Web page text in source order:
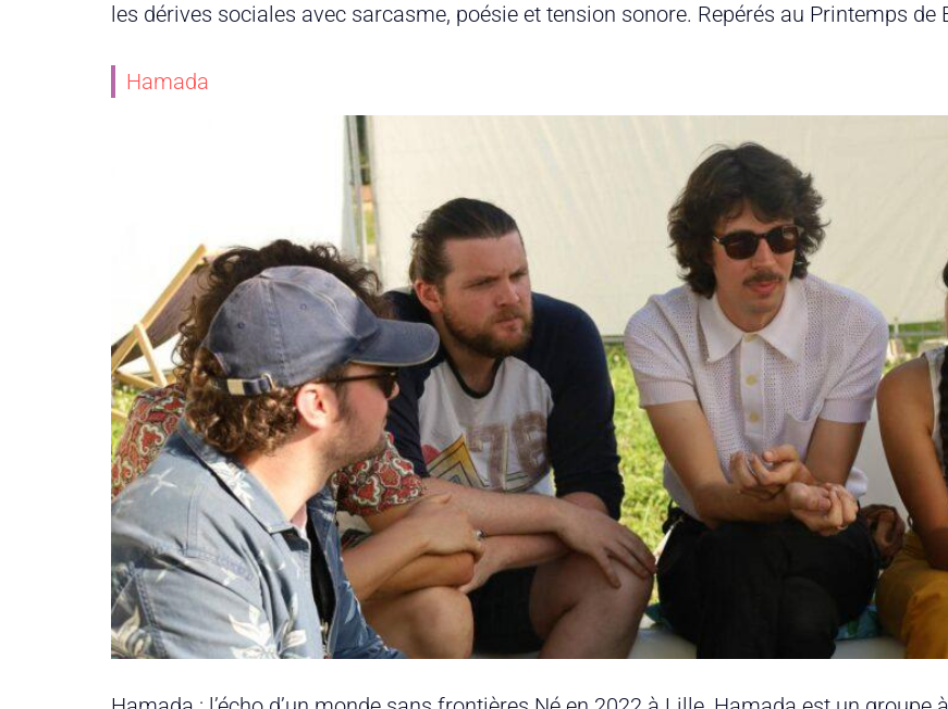
les dérives sociales avec sarcasme, poésie et tension sonore. Repérés au Printemps de
Hamada